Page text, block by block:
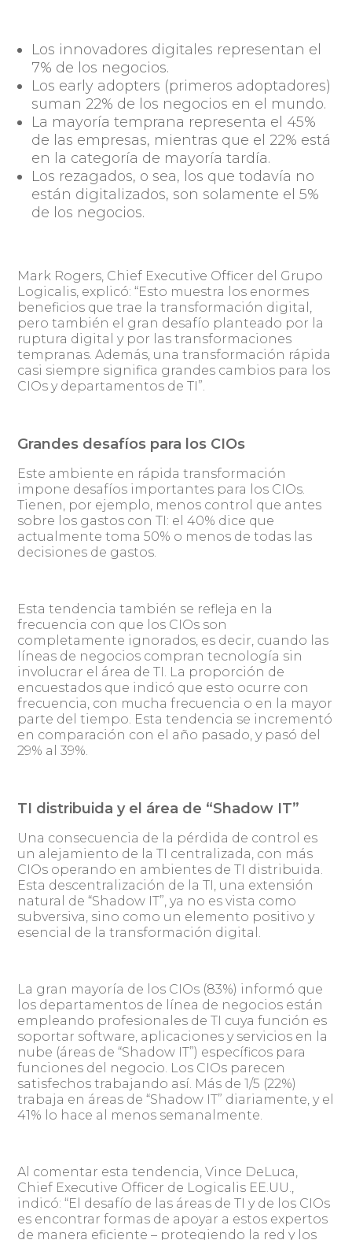
Los innovadores digitales representan el
7% de los negocios.
Los early adopters (primeros adoptadores)
suman 22% de los negocios en el mundo.
La mayoría temprana representa el 45%
de las empresas, mientras que el 22% está
en la categoría de mayoría tardía.
Los rezagados, o sea, los que todavía no
están digitalizados, son solamente el 5%
de los negocios.
Mark Rogers, Chief Executive Officer del Grupo
Logicalis, explicó: “Esto muestra los enormes
beneficios que trae la transformación digital,
pero también el gran desafío planteado por la
ruptura digital y por las transformaciones
tempranas. Además, una transformación rápida
casi siempre significa grandes cambios para los
CIOs y departamentos de TI”.
Grandes desafíos para los CIOs
Este ambiente en rápida transformación
impone desafíos importantes para los CIOs.
Tienen, por ejemplo, menos control que antes
sobre los gastos con TI: el 40% dice que
actualmente toma 50% o menos de todas las
decisiones de gastos.
Esta tendencia también se refleja en la
frecuencia con que los CIOs son
completamente ignorados, es decir, cuando las
líneas de negocios compran tecnología sin
involucrar el área de TI. La proporción de
encuestados que indicó que esto ocurre con
frecuencia, con mucha frecuencia o en la mayor
parte del tiempo. Esta tendencia se incrementó
en comparación con el año pasado, y pasó del
29% al 39%.
TI distribuida y el área de “Shadow IT”
Una consecuencia de la pérdida de control es
un alejamiento de la TI centralizada, con más
CIOs operando en ambientes de TI distribuida.
Esta descentralización de la TI, una extensión
natural de “Shadow IT”, ya no es vista como
subversiva, sino como un elemento positivo y
esencial de la transformación digital.
La gran mayoría de los CIOs (83%) informó que
los departamentos de línea de negocios están
empleando profesionales de TI cuya función es
soportar software, aplicaciones y servicios en la
nube (áreas de “Shadow IT”) específicos para
funciones del negocio. Los CIOs parecen
satisfechos trabajando así. Más de 1/5 (22%)
trabaja en áreas de “Shadow IT” diariamente, y el
41% lo hace al menos semanalmente.
Al comentar esta tendencia, Vince DeLuca,
Chief Executive Officer de Logicalis EE.UU.,
indicó: “El desafío de las áreas de TI y de los CIOs
es encontrar formas de apoyar a estos expertos
de manera eficiente – protegiendo la red y los